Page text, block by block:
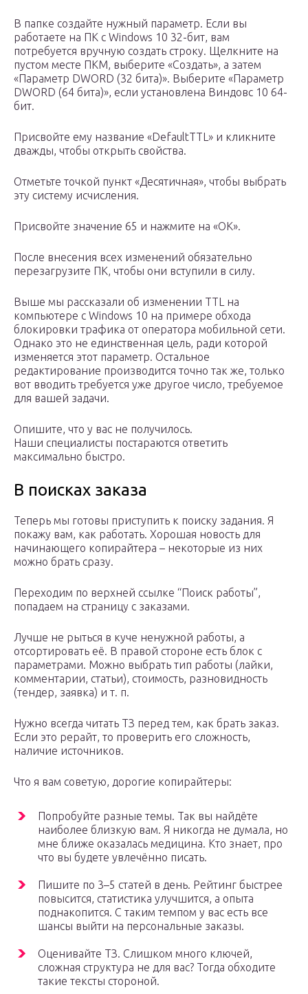
В папке создайте нужный параметр. Если вы
работаете на ПК с Windows 10 32-бит, вам
потребуется вручную создать строку. Щелкните на
пустом месте ПКМ, выберите «Создать», а затем
«Параметр DWORD (32 бита)». Выберите «Параметр
DWORD (64 бита)», если установлена Виндовс 10 64-
бит.
Присвойте ему название «DefaultTTL» и кликните
дважды, чтобы открыть свойства.
Отметьте точкой пункт «Десятичная», чтобы выбрать
эту систему исчисления.
Присвойте значение 65 и нажмите на «ОК».
После внесения всех изменений обязательно
перезагрузите ПК, чтобы они вступили в силу.
Выше мы рассказали об изменении TTL на
компьютере с Windows 10 на примере обхода
блокировки трафика от оператора мобильной сети.
Однако это не единственная цель, ради которой
изменяется этот параметр. Остальное
редактирование производится точно так же, только
вот вводить требуется уже другое число, требуемое
для вашей задачи.
Опишите, что у вас не получилось.
Наши специалисты постараются ответить
максимально быстро.
В поисках заказа
Теперь мы готовы приступить к поиску задания. Я
покажу вам, как работать. Хорошая новость для
начинающего копирайтера – некоторые из них
можно брать сразу.
Переходим по верхней ссылке “Поиск работы”,
попадаем на страницу с заказами.
Лучше не рыться в куче ненужной работы, а
отсортировать её. В правой стороне есть блок с
параметрами. Можно выбрать тип работы (лайки,
комментарии, статьи), стоимость, разновидность
(тендер, заявка) и т. п.
Нужно всегда читать ТЗ перед тем, как брать заказ.
Если это рерайт, то проверить его сложность,
наличие источников.
Что я вам советую, дорогие копирайтеры:
Попробуйте разные темы. Так вы найдёте
наиболее близкую вам. Я никогда не думала, но
мне ближе оказалась медицина. Кто знает, про
что вы будете увлечённо писать.
Пишите по 3–5 статей в день. Рейтинг быстрее
повысится, статистика улучшится, а опыта
поднакопится. С таким темпом у вас есть все
шансы выйти на персональные заказы.
Оценивайте ТЗ. Слишком много ключей,
сложная структура не для вас? Тогда обходите
такие тексты стороной.